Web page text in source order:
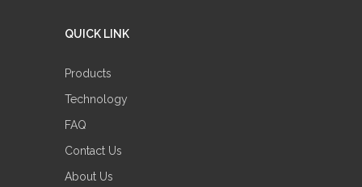
QUICK LINK
Products
Technology
FAQ
Contact Us
About Us